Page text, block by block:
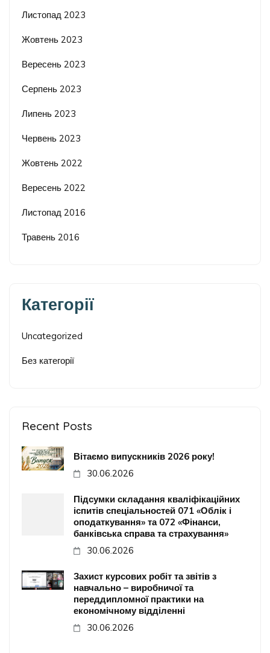
Листопад 2023
Жовтень 2023
Вересень 2023
Серпень 2023
Липень 2023
Червень 2023
Жовтень 2022
Вересень 2022
Листопад 2016
Травень 2016
Категорії
Uncategorized
Без категорії
Recent Posts
Вітаємо випускників 2026 року!
30.06.2026
Підсумки складання кваліфікаційних
іспитів спеціальностей 071 «Облік і
оподаткування» та 072 «Фінанси,
банківська справа та страхування»
30.06.2026
Захист курсових робіт та звітів з
навчально – виробничої та
переддипломної практики на
економічному відділенні
30.06.2026